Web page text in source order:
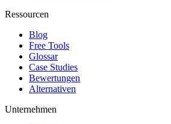
Ressourcen
Blog
Free Tools
Glossar
Case Studies
Bewertungen
Alternativen
Unternehmen